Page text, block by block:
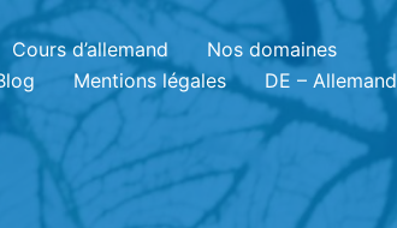
Cours d’allemand
Nos domaines
Mentions légales DE – Allemand